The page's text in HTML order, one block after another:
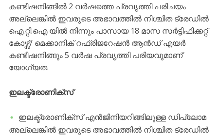
കണ്ടീഷനിങ്ങിൽ 2 വർഷത്തെ പ്രവൃത്തി പരിചയം
അല്ലെങ്കിൽ ഇവരുടെ അഭാവത്തിൽ നിശ്ചിത ട്രേഡിൽ
ഐ.റ്റി.ഐ യിൽ നിന്നും പാസായ 18 മാസ സർട്ടിഫിക്കറ്റ്
കോഴ്സ്/ മെക്കാനിക് റഫ്രിജറേഷൻ ആൻഡ് എയർ
കണ്ടീഷനിങ്ങും 5 വർഷ പ്രവൃത്തി പരിയവുമാണ്
യോഗ്യത.
ഇലക്ട്രോണിക്സ്
ഇലക്ട്രോണിക്സ് എൻജിനിയറിങ്ങിലുള്ള ഡിപ്ലോമ
അല്ലെങ്കിൽ ഇവരുടെ അഭാവത്തിൽ നിശ്ചിത ട്രേഡിൽ